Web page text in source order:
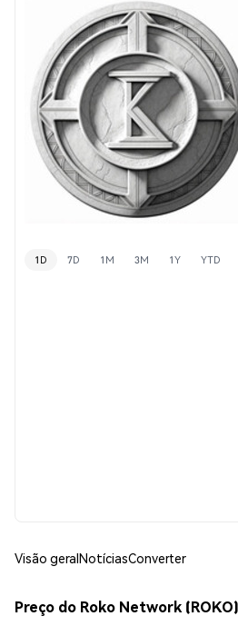
1D 7D 1M 3M 1Y YTD
Visão geralNotíciasConverter
Preço do Roko Network